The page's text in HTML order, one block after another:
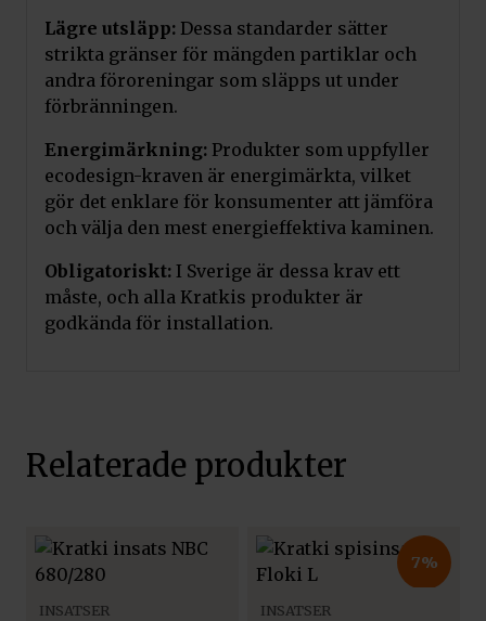
Lägre utsläpp: Dessa standarder sätter
strikta gränser för mängden partiklar och
andra föroreningar som släpps ut under
förbränningen.
Energimärkning: Produkter som uppfyller
ecodesign-kraven är energimärkta, vilket
gör det enklare för konsumenter att jämföra
och välja den mest energieffektiva kaminen.
Obligatoriskt: I Sverige är dessa krav ett
måste, och alla Kratkis produkter är
godkända för installation.
Relaterade produkter
INSATSER
7%
INSATSER